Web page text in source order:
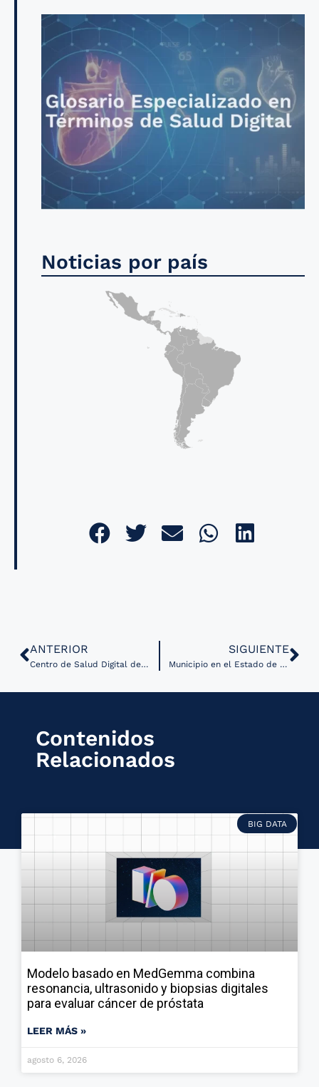
Noticias por país
ANTERIOR
Centro de Salud Digital de UCLA fortalece alianzas para entregar premio en ciencia de datos
SIGUIENTE
Municipio en el Estado de México adquiere equipo de telemedicina para hospital
Contenidos
Relacionados
BIG DATA
Modelo basado en MedGemma combina
resonancia, ultrasonido y biopsias digitales
para evaluar cáncer de próstata
LEER MÁS »
agosto 6, 2026